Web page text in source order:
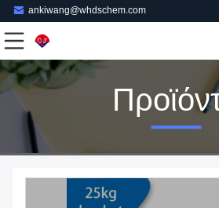
ankiwang@whdschem.com